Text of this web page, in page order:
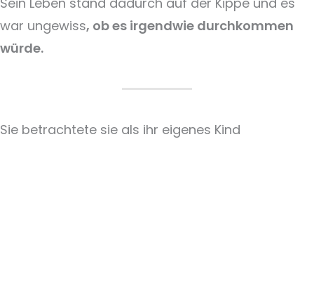
war ungewiss, ob es irgendwie durchkommen
würde.
Sie betrachtete sie als ihr eigenes Kind